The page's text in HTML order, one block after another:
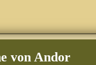
von Andor